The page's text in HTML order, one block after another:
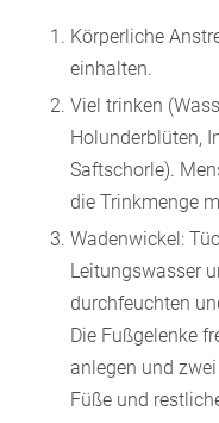
Körperliche
einhalten.
Viel trinken
Holunderblüten,
Saftschorle).
die Trinkmenge
Wadenwickel:
Leitungswasser
durchfeuchten
Die Fußgelenke
anlegen und
Füße und